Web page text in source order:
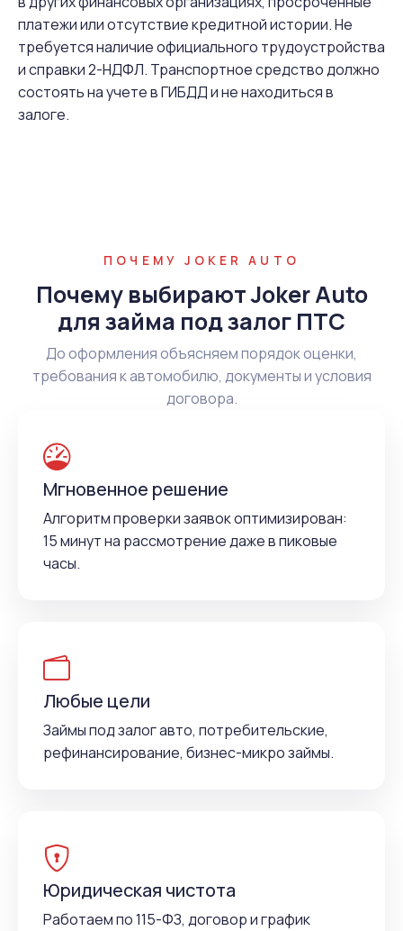
платежи или отсутствие кредитной истории. Не
требуется наличие официального трудоустройства
и справки 2-НДФЛ. Транспортное средство должно
состоять на учете в ГИБДД и не находиться в
залоге.
ПОЧЕМУ JOKER AUTO
Почему выбирают Joker Auto
для займа под залог ПТС
До оформления объясняем порядок оценки,
требования к автомобилю, документы и условия
договора.
Мгновенное решение
Алгоритм проверки заявок оптимизирован:
15 минут на рассмотрение даже в пиковые
часы.
Любые цели
Займы под залог авто, потребительские,
рефинансирование, бизнес-микро займы.
Юридическая чистота
Работаем по 115-ФЗ, договор и график